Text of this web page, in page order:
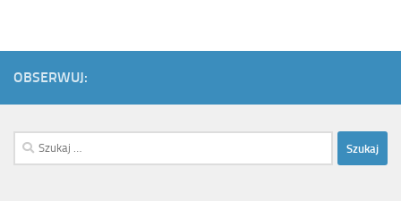
OBSERWUJ:
Szukaj: